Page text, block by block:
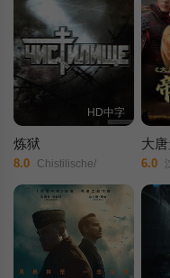
HD中字
炼狱
8.0 Chistilische/ 6.0